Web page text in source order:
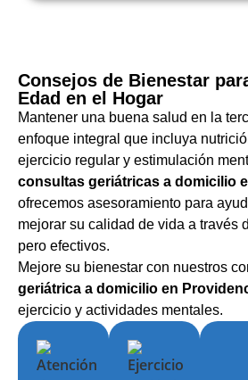
Consejos de Bienestar
Edad en el Hogar
Mantener una buena salud en la
enfoque integral que incluya
ejercicio regular y estimulación
consultas geriátricas a domicilio
ofrecemos asesoramiento para
mejorar su calidad de vida a través
pero efectivos.
Mejore su bienestar con nuestros
geriátrica a domicilio en
ejercicio y actividades mentales.